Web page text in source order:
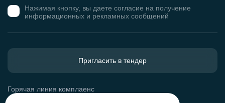
Нажимая кнопку, вы даете согласие на получение
информационных и рекламных сообщений
Горячая линия комплаенс
Пригласить в тендер